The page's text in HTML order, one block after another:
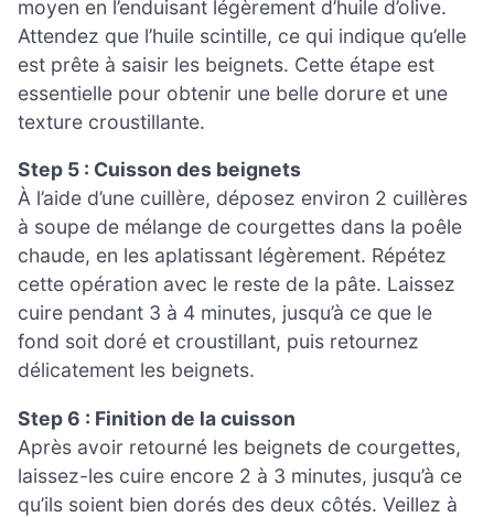
moyen en l’enduisant légèrement d’huile d’olive.
Attendez que l’huile scintille, ce qui indique qu’elle
est prête à saisir les beignets. Cette étape est
essentielle pour obtenir une belle dorure et une
texture croustillante.
Step 5 : Cuisson des beignets
À l’aide d’une cuillère, déposez environ 2 cuillères
à soupe de mélange de courgettes dans la poêle
chaude, en les aplatissant légèrement. Répétez
cette opération avec le reste de la pâte. Laissez
cuire pendant 3 à 4 minutes, jusqu’à ce que le
fond soit doré et croustillant, puis retournez
délicatement les beignets.
Step 6 : Finition de la cuisson
Après avoir retourné les beignets de courgettes,
laissez-les cuire encore 2 à 3 minutes, jusqu’à ce
qu’ils soient bien dorés des deux côtés. Veillez à